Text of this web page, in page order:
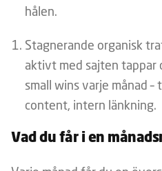
hålen.
Stagnerande organisk
aktivt med sajten tappar
small wins varje månad
content, intern länkning.
Vad du får i en